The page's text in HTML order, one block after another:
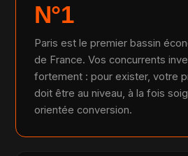
N°1
Paris est le premier bassin
de France. Vos concurrents
fortement : pour exister, votre
doit être au niveau, à la fois
orientée conversion.